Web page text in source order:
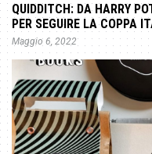
QUIDDITCH: DA HARRY
PER SEGUIRE LA COPPA
Maggio 6, 2022